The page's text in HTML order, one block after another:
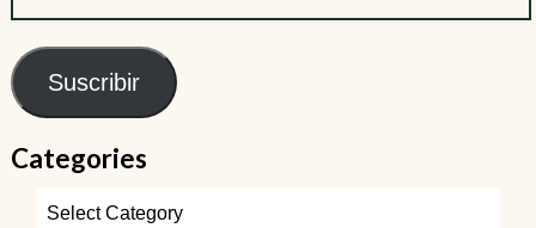
Suscribir
Categories